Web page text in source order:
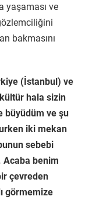
yaşaması ve
bakmasını
(İstanbul) ve
hala sizin
büyüdüm ve şu
iki mekan
sebebi
Acaba benim
çevreden
görmemize